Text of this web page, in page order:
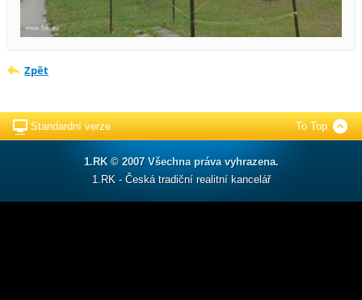
Zpět
Standardní verze To Top
1.RK © 2007 Všechna práva vyhrazena.
1.RK - Česká tradiční realitní kancelář